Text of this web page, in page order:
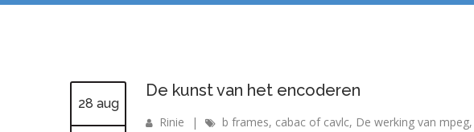
28 aug
De kunst van het encoderen
Rinie | b frames, cabac of cavlc, De werking van mpeg,